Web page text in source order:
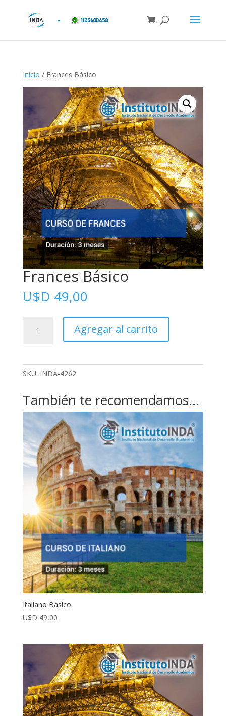
Inicio / Frances Básico
Frances Básico
U$D 49,00
Básico
Agregar al carrito
SKU: INDA-4262
También te recomendamos…
Italiano Básico
U$D 49,00